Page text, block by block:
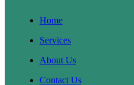
Home
Services
About Us
Contact Us